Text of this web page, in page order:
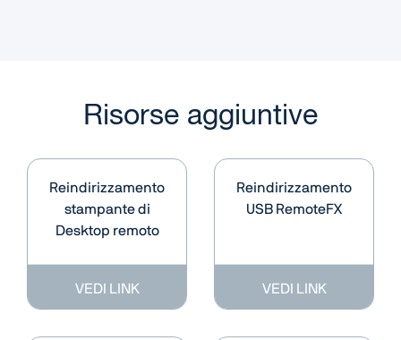
Risorse aggiuntive
Reindirizzamento
stampante di
Desktop remoto
VEDI LINK
Reindirizzamento
USB RemoteFX
VEDI LINK